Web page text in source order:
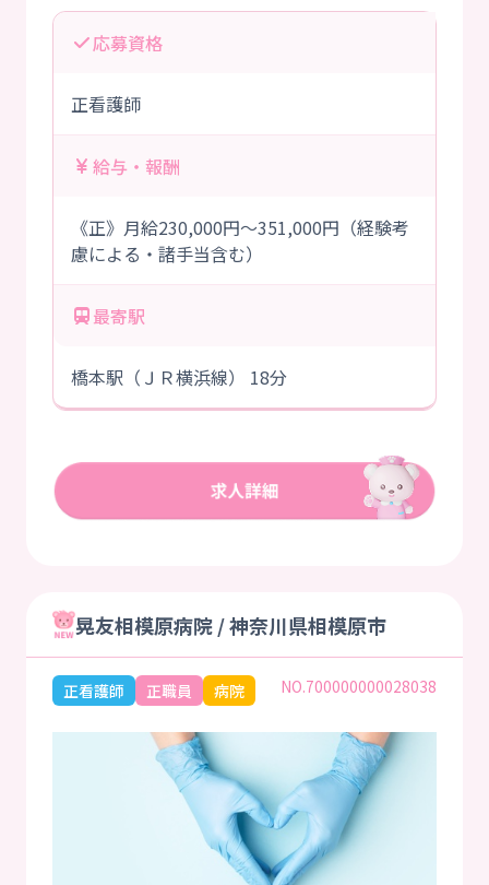
応募資格
正看護師
給与・報酬
《正》月給230,000円～351,000円（経験考
慮による・諸手当含む）
最寄駅
橋本駅（ＪＲ横浜線） 18分
晃友相模原病院 / 神奈川県相模原市
正看護師 正職員 病院 NO.700000000028038